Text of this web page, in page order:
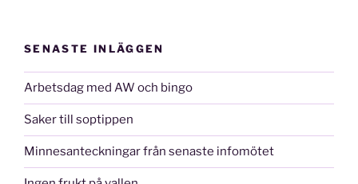
SENASTE INLÄGGEN
Arbetsdag med AW och bingo
Saker till soptippen
Minnesanteckningar från senaste infomötet